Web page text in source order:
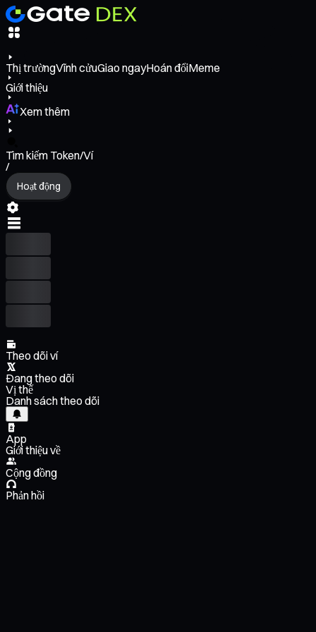
Thị trườngVĩnh cửuGiao ngayHoán đổiMeme
Giới thiệu
Xem thêm
Tìm kiếm Token/Ví
/
Hoạt động
Theo dõi ví
Đang theo dõi
Vị thế
Danh sách theo dõi
App
Giới thiệu về
Cộng đồng
Phản hồi